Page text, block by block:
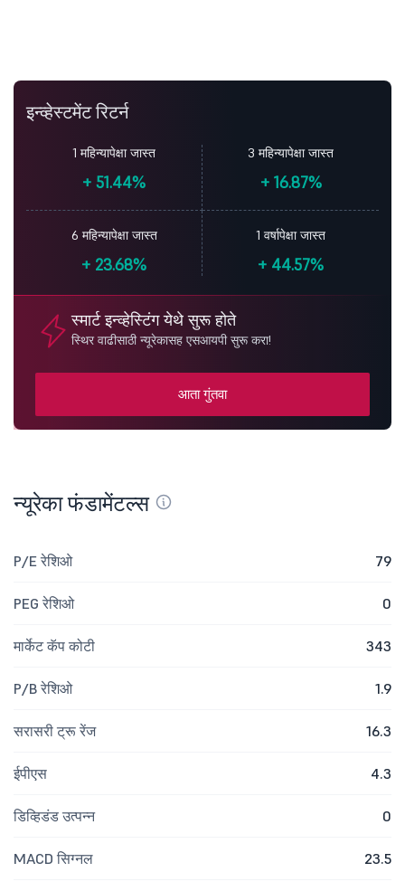
इन्व्हेस्टमेंट रिटर्न
1 महिन्यापेक्षा जास्त
+ 51.44%
3 महिन्यापेक्षा जास्त
+16.87%
6 महिन्यापेक्षा जास्त
+ 23.68%
1 वर्षापेक्षा जास्त
+ 44.57%
स्मार्ट इन्व्हेस्टिंग येथे सुरू होते
स्थिर वाढीसाठी न्यूरेकासह एसआयपी सुरू करा!
आता गुंतवा
न्यूरेका फंडामेंटल्स
P/E रेशिओ 79
PEG रेशिओ 0
मार्केट कॅप कोटी 343
P/B रेशिओ 1.9
सरासरी ट्रू रेंज 16.3
ईपीएस 4.3
डिव्हिडंड उत्पन्न 0
MACD सिग्नल 23.5